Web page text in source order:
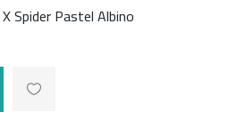
Spider Pastel Albino